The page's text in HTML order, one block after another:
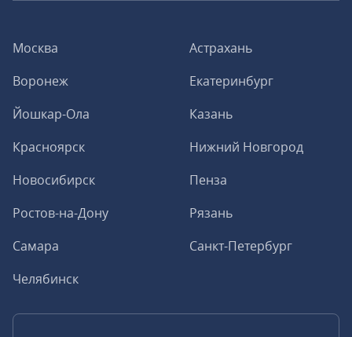
Москва
Астрахань
Воронеж
Екатеринбург
Йошкар-Ола
Казань
Красноярск
Нижний Новгород
Новосибирск
Пенза
Ростов-на-Дону
Рязань
Самара
Санкт-Петербург
Челябинск